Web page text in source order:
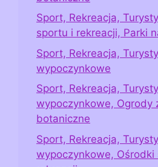
Sport, Rekreacja,
sportu i rekreacji, Parki
Sport, Rekreacja,
wypoczynkowe
Sport, Rekreacja,
wypoczynkowe, Ogrody
botaniczne
Sport, Rekreacja,
wypoczynkowe, Ośrodki